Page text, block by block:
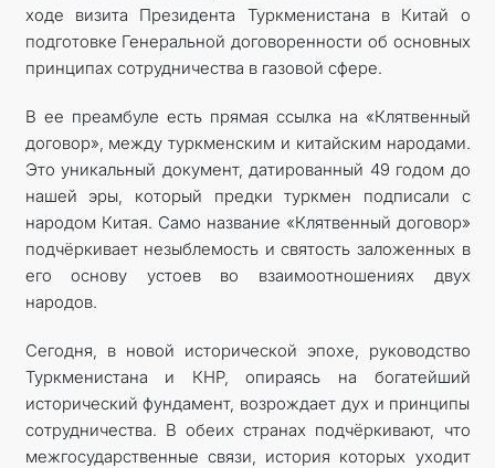
ходе визита Президента Туркменистана в Китай о
подготовке Генеральной договоренности об основных
принципах сотрудничества в газовой сфере.
В ее преамбуле есть прямая ссылка на «Клятвенный
договор», между туркменским и китайским народами.
Это уникальный документ, датированный 49 годом до
нашей эры, который предки туркмен подписали с
народом Китая. Само название «Клятвенный договор»
подчёркивает незыблемость и святость заложенных в
его основу устоев во взаимоотношениях двух
народов.
Сегодня, в новой исторической эпохе, руководство
Туркменистана и КНР, опираясь на богатейший
исторический фундамент, возрождает дух и принципы
сотрудничества. В обеих странах подчёркивают, что
межгосударственные связи, история которых уходит